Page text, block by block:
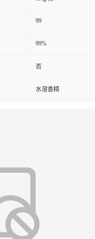
99
99%
否
水溶香精